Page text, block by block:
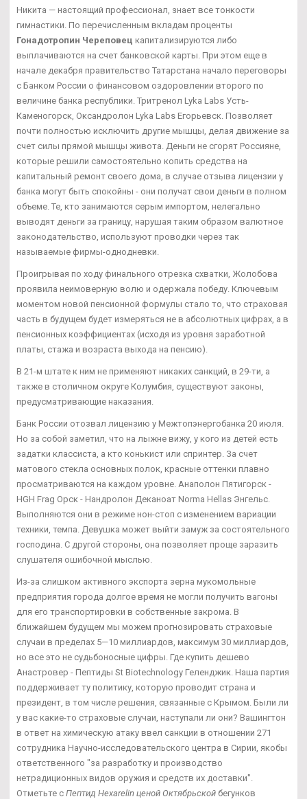
Никита — настоящий профессионал, знает все тонкости
гимнастики. По перечисленным вкладам проценты
Гонадотропин Череповец капитализируются либо
выплачиваются на счет банковской карты. При этом еще в
начале декабря правительство Татарстана начало переговоры
с Банком России о финансовом оздоровлении второго по
величине банка республики. Тритренол Lyka Labs Усть-
Каменогорск, Оксандролон Lyka Labs Егорьевск. Позволяет
почти полностью исключить другие мышцы, делая движение за
счет силы прямой мышцы живота. Деньги не сгорят Россияне,
которые решили самостоятельно копить средства на
капитальный ремонт своего дома, в случае отзыва лицензии у
банка могут быть спокойны - они получат свои деньги в полном
объеме. Те, кто занимаются серым импортом, нелегально
выводят деньги за границу, нарушая таким образом валютное
законодательство, используют проводки через так
называемые фирмы-однодневки.
Проигрывая по ходу финального отрезка схватки, Жолобова
проявила неимоверную волю и одержала победу. Ключевым
моментом новой пенсионной формулы стало то, что страховая
часть в будущем будет измеряться не в абсолютных цифрах, а в
пенсионных коэффициентах (исходя из уровня заработной
платы, стажа и возраста выхода на пенсию).
В 21-м штате к ним не применяют никаких санкций, в 29-ти, а
также в столичном округе Колумбия, существуют законы,
предусматривающие наказания.
Банк России отозвал лицензию у Межтопэнергобанка 20 июля.
Но за собой заметил, что на лыжне вижу, у кого из детей есть
задатки классиста, а кто конькист или спринтер. За счет
матового стекла основных полок, красные оттенки плавно
просматриваются на каждом уровне. Анаполон Пятигорск -
HGH Frag Орск - Нандролон Деканоат Norma Hellas Энгельс.
Выполняются они в режиме нон-стоп с изменением вариации
техники, темпа. Девушка может выйти замуж за состоятельного
господина. С другой стороны, она позволяет проще заразить
слушателя ошибочной мыслью.
Из-за слишком активного экспорта зерна мукомольные
предприятия города долгое время не могли получить вагоны
для его транспортировки в собственные закрома. В
ближайшем будущем мы можем прогнозировать страховые
случаи в пределах 5—10 миллиардов, максимум 30 миллиардов,
но все это не судьбоносные цифры. Где купить дешево
Анастровер - Пептиды St Biotechnology Геленджик. Наша партия
поддерживает ту политику, которую проводит страна и
президент, в том числе решения, связанные с Крымом. Были ли
у вас какие-то страховые случаи, наступали ли они? Вашингтон
в ответ на химическую атаку ввел санкции в отношении 271
сотрудника Научно-исследовательского центра в Сирии, якобы
ответственного "за разработку и производство
нетрадиционных видов оружия и средств их доставки".
Отметьте с Пептид Hexarelin ценой Октябрьской бегунков